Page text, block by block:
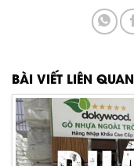
BÀI VIẾT LIÊN QUAN